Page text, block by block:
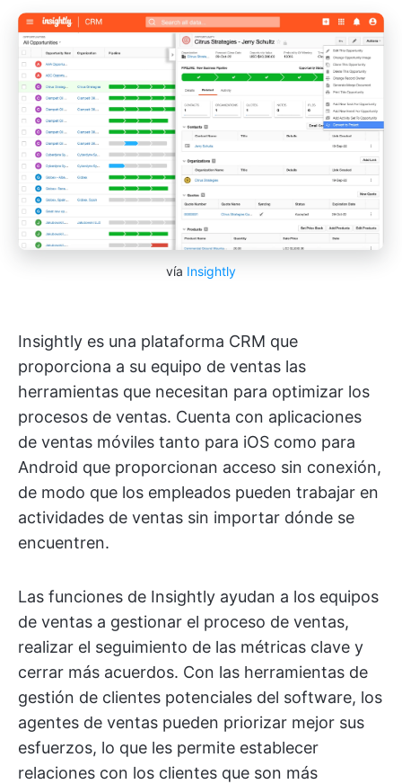
vía Insightly
Insightly es una plataforma CRM que
proporciona a su equipo de ventas las
herramientas que necesitan para optimizar los
procesos de ventas. Cuenta con aplicaciones
de ventas móviles tanto para iOS como para
Android que proporcionan acceso sin conexión,
de modo que los empleados pueden trabajar en
actividades de ventas sin importar dónde se
encuentren.
Las funciones de Insightly ayudan a los equipos
de ventas a gestionar el proceso de ventas,
realizar el seguimiento de las métricas clave y
cerrar más acuerdos. Con las herramientas de
gestión de clientes potenciales del software, los
agentes de ventas pueden priorizar mejor sus
esfuerzos, lo que les permite establecer
relaciones con los clientes que son más